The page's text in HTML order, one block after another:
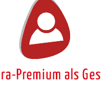
Premium als